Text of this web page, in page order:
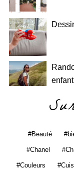
Beauté
Chanel
Couleurs